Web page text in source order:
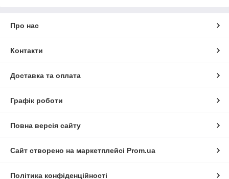
Про нас
Контакти
Доставка та оплата
Графік роботи
Повна версія сайту
Сайт створено на маркетплейсі Prom.ua
Політика конфіденційності